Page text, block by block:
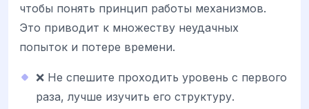
чтобы понять принцип работы механизмов.
Это приводит к множеству неудачных
попыток и потере времени.
❌ Не спешите проходить уровень с первого
раза, лучше изучить его структуру.